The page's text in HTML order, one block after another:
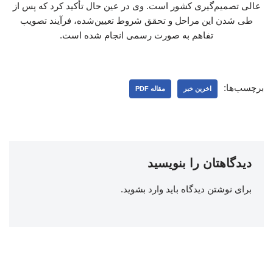
عالی تصمیم‌گیری کشور است. وی در عین حال تأکید کرد که پس از
طی شدن این مراحل و تحقق شروط تعیین‌شده، فرآیند تصویب
تفاهم به صورت رسمی انجام شده است.
برچسب‌ها: اخرین خبر مقاله PDF
دیدگاهتان را بنویسید
برای نوشتن دیدگاه باید وارد بشوید.